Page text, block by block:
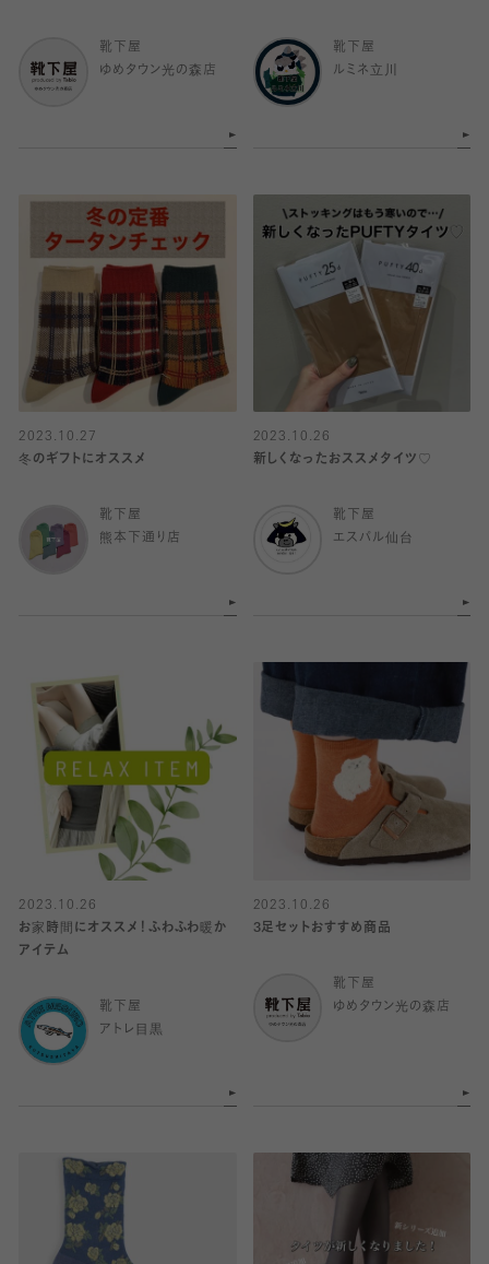
靴下屋
ゆめタウン光の森店
靴下屋
ルミネ立川
2023.10.27
冬のギフトにオススメ
靴下屋
熊本下通り店
2023.10.26
新しくなったおススメタイツ♡
靴下屋
エスパル仙台
2023.10.26
お家時間にオススメ！ふわふわ暖か
アイテム
靴下屋
アトレ目黒
2023.10.26
3足セットおすすめ商品
靴下屋
ゆめタウン光の森店